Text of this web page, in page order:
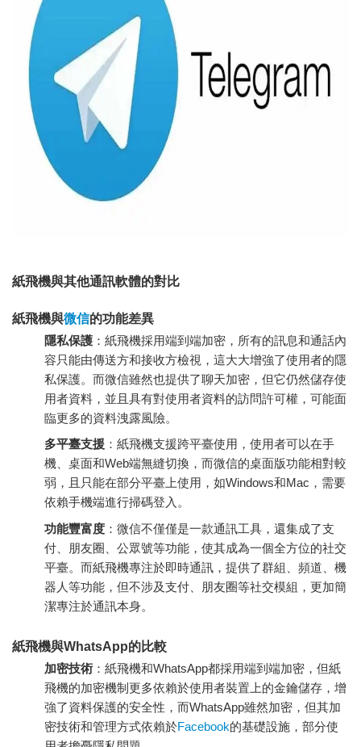
紙飛機與其他通訊軟體的對比
紙飛機與微信的功能差異
隱私保護 ：紙飛機採用端到端加密，所有的訊息和通話內
容只能由傳送方和接收方檢視，這大大增強了使用者的隱
私保護。而微信雖然也提供了聊天加密，但它仍然儲存使
用者資料，並且具有對使用者資料的訪問許可權，可能面
臨更多的資料洩露風險。
多平臺支援 ：紙飛機支援跨平臺使用，使用者可以在手
機、桌面和Web端無縫切換，而微信的桌面版功能相對較
弱，且只能在部分平臺上使用，如Windows和Mac，需要
依賴手機端進行掃碼登入。
功能豐富度 ：微信不僅僅是一款通訊工具，還集成了支
付、朋友圈、公眾號等功能，使其成為一個全方位的社交
平臺。而紙飛機專注於即時通訊，提供了群組、頻道、機
器人等功能，但不涉及支付、朋友圈等社交模組，更加簡
潔專注於通訊本身。
紙飛機與WhatsApp的比較
加密技術 ：紙飛機和WhatsApp都採用端到端加密，但紙
飛機的加密機制更多依賴於使用者裝置上的金鑰儲存，增
強了資料保護的安全性，而WhatsApp雖然加密，但其加
密技術和管理方式依賴於Facebook的基礎設施，部分使